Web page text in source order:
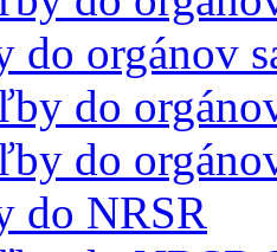
do orgánov
do
do
do NRSR